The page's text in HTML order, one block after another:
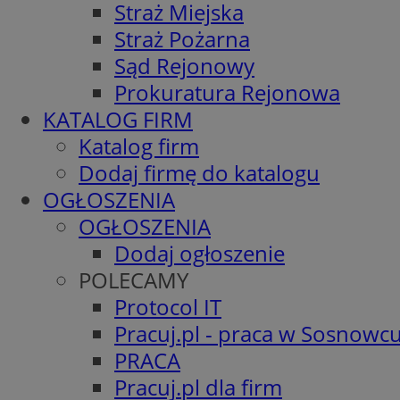
Straż Miejska
Straż Pożarna
Sąd Rejonowy
Prokuratura Rejonowa
KATALOG FIRM
Katalog firm
Dodaj firmę do katalogu
OGŁOSZENIA
OGŁOSZENIA
Dodaj ogłoszenie
POLECAMY
Protocol IT
Pracuj.pl - praca w
PRACA
Pracuj.pl dla firm